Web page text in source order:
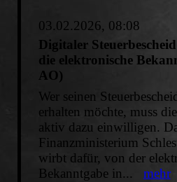
03.02.2026, 08:08
Digitaler
die elektronische
AO)
Wer seinen
erhalten möchte, muss
aktiv dazu einwilligen.
Finanzministerium
wirbt dafür, von der
Bekanntgabe in... mehr